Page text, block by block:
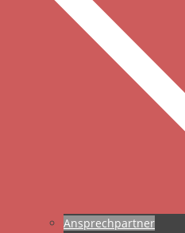
Ansprechpartner